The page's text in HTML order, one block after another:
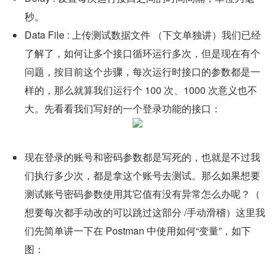
秒。
Data File : 上传测试数据文件 （下文单独讲）我们已经
了解了，如何让多个接口循环运行多次，但是现在有个
问题，按目前这个步骤，每次运行时接口的参数都是一
样的，那么就算我们运行个 100 次、1000 次意义也不
大。先看看我们写好的一个登录功能的接口：
现在登录的账号和密码参数都是写死的，也就是不过我
们执行多少次，都是拿这个账号去测试。那么如果想要
测试账号密码参数使用其它值有没有异常怎么办呢？（
想要每次都手动改的可以跳过这部分 /手动滑稽）这里我
们先简单讲一下在 Postman 中使用如何“变量”，如下
图：